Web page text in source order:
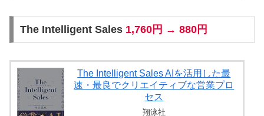
The Intelligent Sales 1,760円 → 880円
The Intelligent Sales AIを活用した最
速・最良でクリエイティブな営業プロ
セス
翔泳社